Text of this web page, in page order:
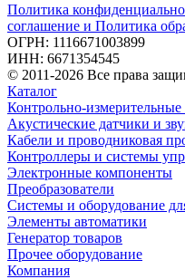
Политика
соглашение и Политика
ОГРН: 1116671003899
ИНН: 6671354545
© 2011-2026 Все права
Каталог
Контрольно-
Акустические датчики и
Кабели и проводниковая
Контроллеры и системы
Электронные компоненты
Преобразователи
Системы и оборудование
Элементы автоматики
Генератор товаров
Прочее оборудование
Компания